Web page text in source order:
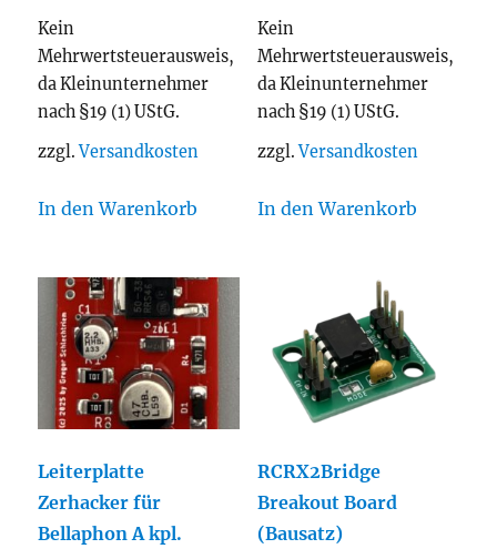
Kein
Mehrwertsteuerausweis,
da Kleinunternehmer
nach §19 (1) UStG.
zzgl.Versandkosten
In den Warenkorb
Kein
Mehrwertsteuerausweis,
da Kleinunternehmer
nach §19 (1) UStG.
zzgl.Versandkosten
In den Warenkorb
Leiterplatte
Zerhacker für
Bellaphon A kpl.
RCRX2Bridge
Breakout Board
(Bausatz)